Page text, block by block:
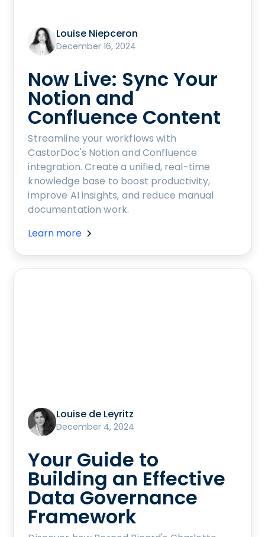
Louise Niepceron
December 16, 2024
Now Live: Sync Your
Notion and
Confluence Content
Streamline your workflows with
CastorDoc's Notion and Confluence
integration. Create a unified, real-time
knowledge base to boost productivity,
improve AI insights, and reduce manual
documentation work.
Learn more
Louise de Leyritz
December 4, 2024
Your Guide to
Building an Effective
Data Governance
Framework